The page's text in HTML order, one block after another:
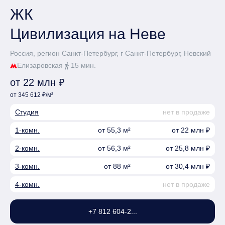
ЖК
Цивилизация на Неве
Россия, регион Санкт-Петербург, г Санкт-Петербург, Невский
Елизаровская directions_walk 15 мин.
от 22 млн ₽
от 345 612 ₽/м²
Студия нет в продаже
1-комн. от 55,3 м² от 22 млн ₽
2-комн. от 56,3 м² от 25,8 млн ₽
3-комн. от 88 м² от 30,4 млн ₽
4-комн. нет в продаже
+7 812 604-2...